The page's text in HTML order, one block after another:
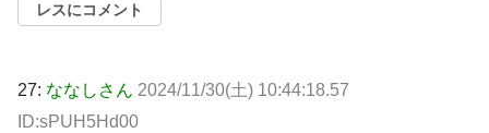
レスにコメント
27: ななしさん 2024/11/30(土) 10:44:18.57
ID:sPUH5Hd00